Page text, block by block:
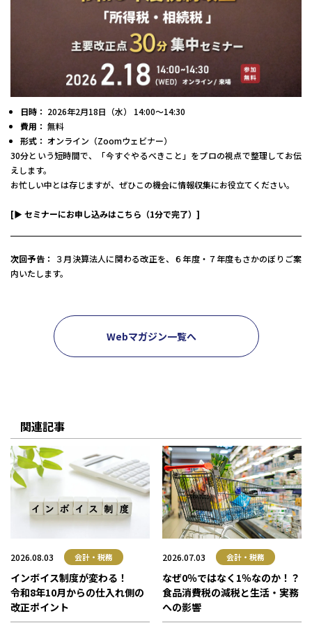
日時： 2026年2月18日（水） 14:00～14:30
費用： 無料
形式： オンライン（Zoomウェビナー）
30分という短時間で、「今すぐやるべきこと」をプロの視点で整理してお伝
えします。
お忙しい中とは存じますが、ぜひこの機会に情報収集にお役立てください。
[▶ セミナーにお申し込みはこちら（1分で完了）]
次回予告：
３月決算法人に関わる改正を、６年度・７年度もさかのぼりご案
内いたします。
Webマガジン一覧へ
関連記事
2026.08.03 会計・税務
インボイス制度が変わる！
令和8年10月からの仕入れ側の
改正ポイント
2026.07.03 会計・税務
なぜ0％ではなく1％なのか！？
食品消費税の減税と生活・実務
への影響